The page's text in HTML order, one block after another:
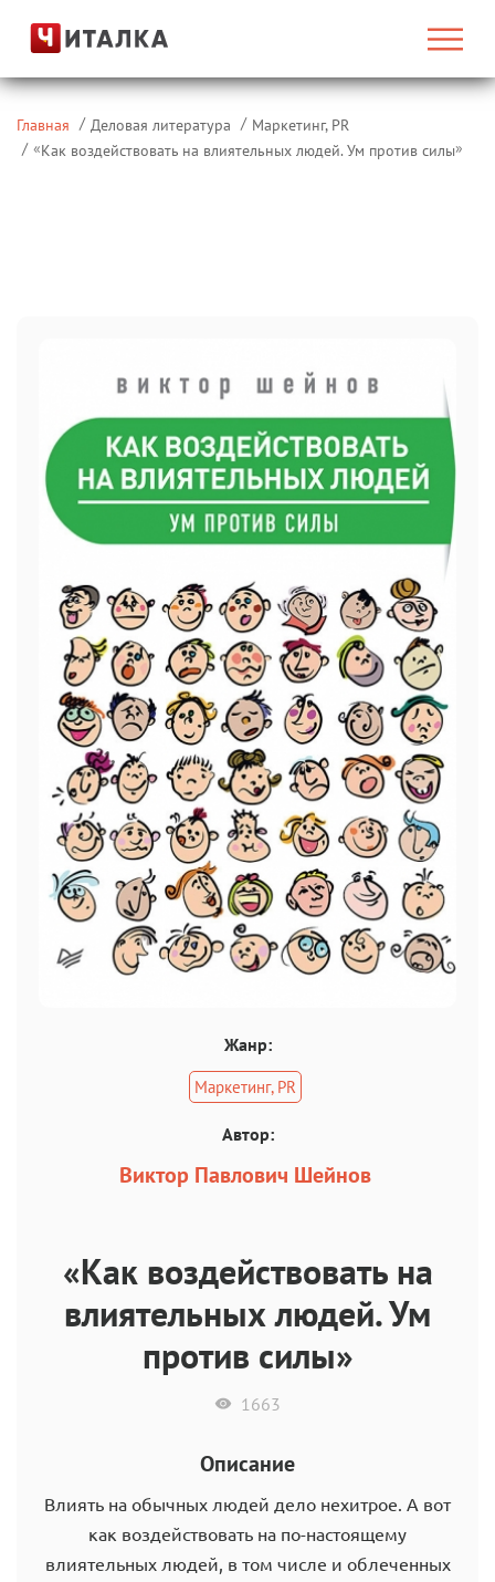
Главная Деловая литература
Маркетинг, PR
«Как воздействовать на влиятельных людей. Ум против силы»
Жанр:
Маркетинг, PR
Автор:
Виктор Павлович Шейнов
«Как воздействовать на
влиятельных людей. Ум
против силы»
1663
Описание
Влиять на обычных людей дело нехитрое. А вот
как воздействовать на по-настоящему
влиятельных людей, в том числе и облеченных